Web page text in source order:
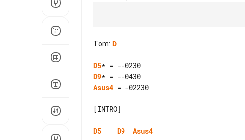
Tom: D
D5
D9
Asus4 = -02230
[INTRO]
D5 D9 Asus4